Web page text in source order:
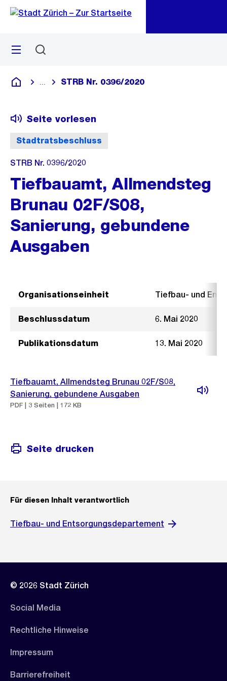
Navigation
Sprunglink
Menü
Deutsch
Blende alle Breadcrumbs ein
STRB Nr. 0396/2020
Stadtratsbeschluss
Seite vorlesen
STRB Nr. 0396/2020
Tiefbauamt, Allmendsteg
Brunau 02F/S08,
Sanierung, gebundene
Ausgaben
Organisationseinheit Tiefbau- und
Beschlussdatum 6. Mai 2020
Publikationsdatum 13. Mai 2020
Tiefbauamt, Allmendsteg Brunau 02F/S08,
Sanierung, gebundene Ausgaben
PDF | 3 Seiten | 172 KB
Seite drucken
Für diesen Inhalt verantwortlich
Tiefbau- und Entsorgungsdepartement
© 2026 Stadt Zürich
Social Media
Rechtliche Hinweise
Impressum
Barrierefreiheit